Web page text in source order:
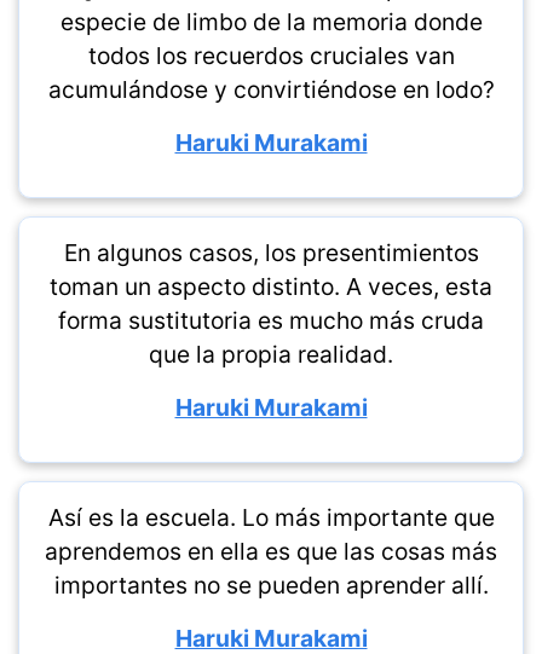
especie de limbo de la memoria donde
todos los recuerdos cruciales van
acumulándose y convirtiéndose en lodo?
Haruki Murakami
En algunos casos, los presentimientos
toman un aspecto distinto. A veces, esta
forma sustitutoria es mucho más cruda
que la propia realidad.
Haruki Murakami
Así es la escuela. Lo más importante que
aprendemos en ella es que las cosas más
importantes no se pueden aprender allí.
Haruki Murakami